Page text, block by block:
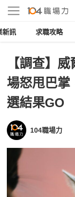
新訊 求職攻略
【調查】
場怒甩巴掌
選結果GO
104職場力